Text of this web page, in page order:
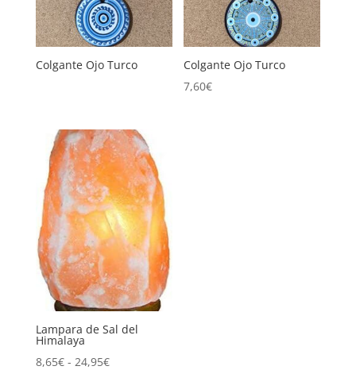
Colgante Ojo Turco
Colgante Ojo Turco
7,60€
Lampara de Sal del
Himalaya
8,65€ - 24,95€Rango